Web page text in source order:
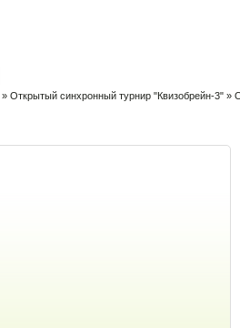
» Открытый синхронный турнир "Квизобрейн-3" »